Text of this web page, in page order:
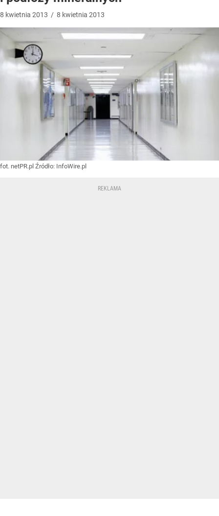
8 kwietnia 2013 / 8 kwietnia 2013
fot. netPR.pl Źródło: InfoWire.pl